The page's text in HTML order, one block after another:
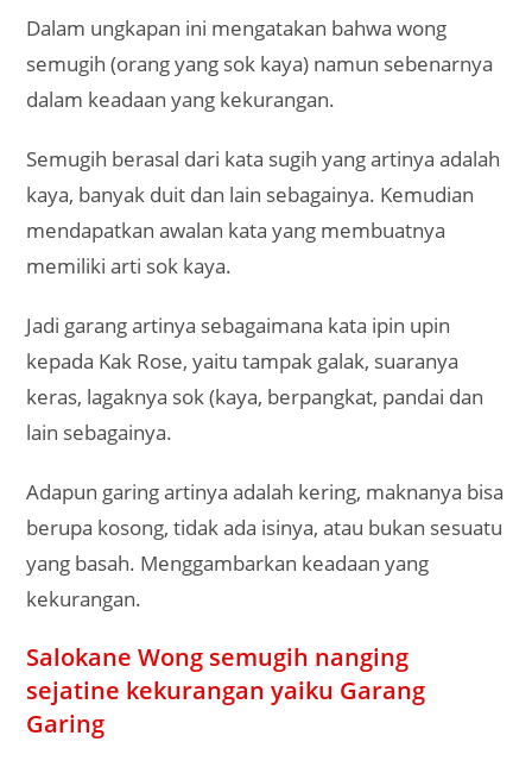
Dalam ungkapan ini mengatakan bahwa wong
semugih (orang yang sok kaya) namun sebenarnya
dalam keadaan yang kekurangan.
Semugih berasal dari kata sugih yang artinya adalah
kaya, banyak duit dan lain sebagainya. Kemudian
mendapatkan awalan kata yang membuatnya
memiliki arti sok kaya.
Jadi garang artinya sebagaimana kata ipin upin
kepada Kak Rose, yaitu tampak galak, suaranya
keras, lagaknya sok (kaya, berpangkat, pandai dan
lain sebagainya.
Adapun garing artinya adalah kering, maknanya bisa
berupa kosong, tidak ada isinya, atau bukan sesuatu
yang basah. Menggambarkan keadaan yang
kekurangan.
Salokane Wong semugih nanging
sejatine kekurangan yaiku Garang
Garing